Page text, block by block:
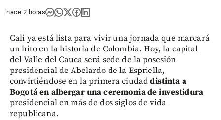
hace 2 horas
Cali ya está lista para vivir una jornada que marcará
un hito en la historia de Colombia. Hoy, la capital
del Valle del Cauca será sede de la posesión
presidencial de Abelardo de la Espriella,
convirtiéndose en la primera ciudaddistinta a
Bogotá en albergar una ceremonia de investidura
presidencial en más de dos siglos de vida
republicana.